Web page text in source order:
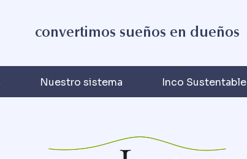
convertimos sueños en dueños
Nuestro sistema Inco Sustentable